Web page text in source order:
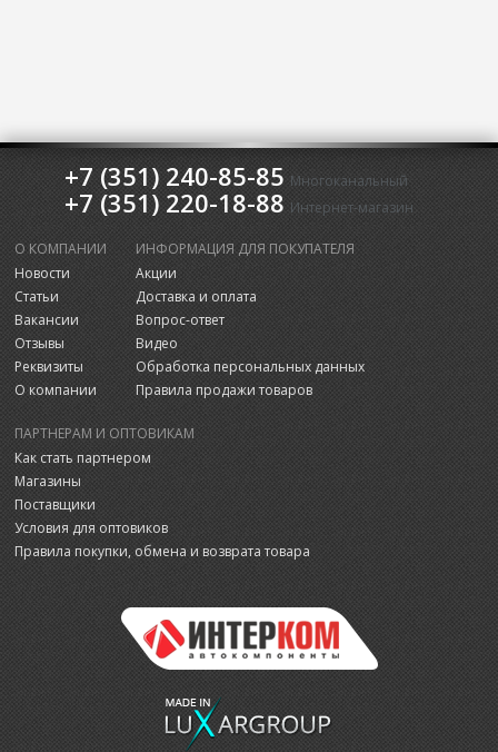
+7 (351) 240-85-85 Многоканальный
+7 (351) 220-18-88 Интернет-магазин
О КОМПАНИИ
Новости
Статьи
Вакансии
Отзывы
Реквизиты
О компании
ИНФОРМАЦИЯ ДЛЯ ПОКУПАТЕЛЯ
Акции
Доставка и оплата
Вопрос-ответ
Видео
Обработка персональных данных
Правила продажи товаров
ПАРТНЕРАМ И ОПТОВИКАМ
Как стать партнером
Магазины
Поставщики
Условия для оптовиков
Правила покупки, обмена и возврата товара